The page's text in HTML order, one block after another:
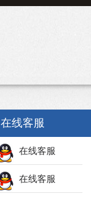
在线客服
在线客服
在线客服